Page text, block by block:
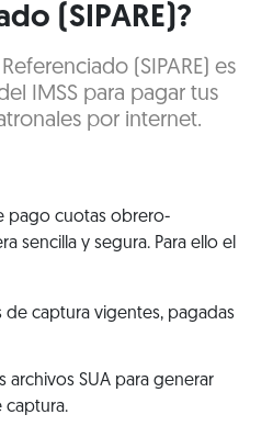
(SIPARE)?
(SIPARE) es
IMSS para pagar tus
por internet.
pago cuotas obrero-
sencilla y segura. Para ello el
de captura vigentes, pagadas
archivos SUA para generar
captura.